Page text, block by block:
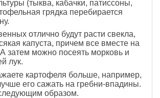
(тыква, кабачки, патиссоны,
грядка перебирается
отлично будут расти свекла,
капуста, причем все вместе на
затем можно посеять морковь и
лук.
картофеля больше, например,
его сажать на гребни-впадины.
образом.